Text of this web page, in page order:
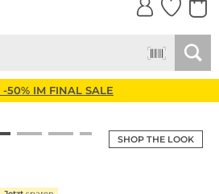
-50% IM FINAL SALE
SHOP THE LOOK